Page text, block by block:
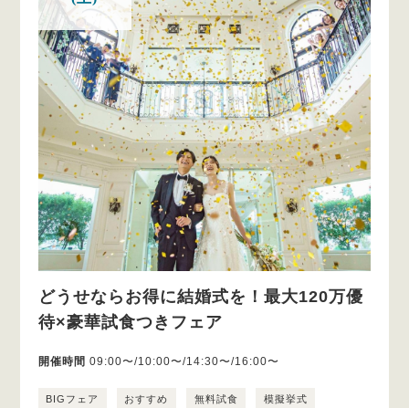
どうせならお得に結婚式を！最大120万優
待×豪華試食つきフェア
開催時間 09:00〜/10:00〜/14:30〜/16:00〜
BIGフェア おすすめ 無料試食 模擬挙式